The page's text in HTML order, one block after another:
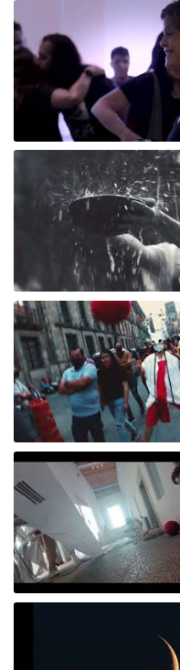
Alu*Cine o Cine de Párpados